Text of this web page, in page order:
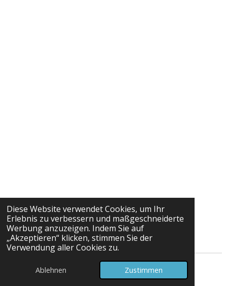
Diese Website verwendet Cookies, um Ihr
Erlebnis zu verbessern und maßgeschneiderte
Werbung anzuzeigen. Indem Sie auf
„Akzeptieren“ klicken, stimmen Sie der
Verwendung aller Cookies zu.
Ablehnen Zustimmen
© 2025 - 2026 Maria Weiler Büroservice